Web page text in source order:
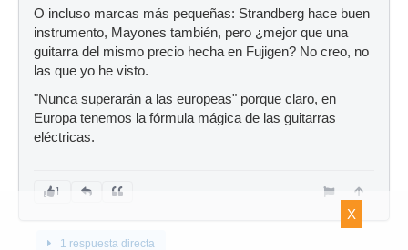
O incluso marcas más pequeñas: Strandberg hace buen
instrumento, Mayones también, pero ¿mejor que una
guitarra del mismo precio hecha en Fujigen? No creo, no
las que yo he visto.
"Nunca superarán a las europeas" porque claro, en
Europa tenemos la fórmula mágica de las guitarras
eléctricas.
1
1 respuesta directa
X